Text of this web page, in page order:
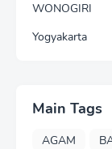
WONOGIRI
Yogyakarta
Main Tags
AGAM